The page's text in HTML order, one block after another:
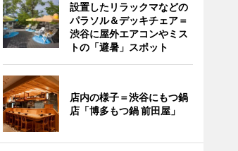
設置したリラックマなどの
パラソル＆デッキチェア＝
渋谷に屋外エアコンやミス
トの「避暑」スポット
店内の様子＝渋谷にもつ鍋
店「博多もつ鍋 前田屋」